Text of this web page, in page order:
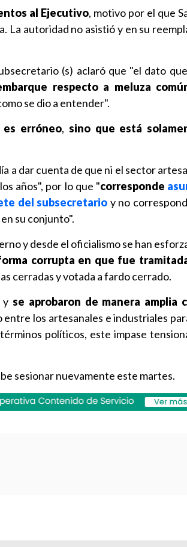
al Ejecutivo, motivo por el que
La autoridad no asistió y en su
(s) aclaró que "el dato
respecto a meluza
se dio a entender".
erróneo, sino que está
a dar cuenta de que ni el sector
años", por lo que "corresponde
del subsecretario y no
su conjunto".
y desde el oficialismo se han
corrupta en que fue
cerradas y votada a fardo cerrado.
y se aprobaron de manera amplia
los artesanales e industriales
políticos, este impase
sesionar nuevamente este martes.